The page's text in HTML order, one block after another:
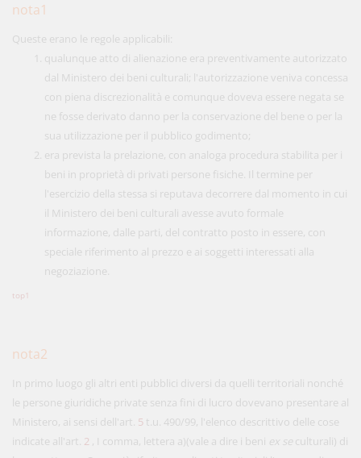
nota1
Queste erano le regole applicabili:
qualunque atto di alienazione era preventivamente autorizzato
dal Ministero dei beni culturali; l'autorizzazione veniva concessa
con piena discrezionalità e comunque doveva essere negata se
ne fosse derivato danno per la conservazione del bene o per la
sua utilizzazione per il pubblico godimento;
era prevista la prelazione, con analoga procedura stabilita per i
beni in proprietà di privati persone fisiche. Il termine per
l'esercizio della stessa si reputava decorrere dal momento in cui
il Ministero dei beni culturali avesse avuto formale
informazione, dalle parti, del contratto posto in essere, con
speciale riferimento al prezzo e ai soggetti interessati alla
negoziazione.
top1
nota2
In primo luogo gli altri enti pubblici diversi da quelli territoriali nonché
le persone giuridiche private senza fini di lucro dovevano presentare al
Ministero, ai sensi dell'art. 5 t.u. 490/99, l'elenco descrittivo delle cose
indicate all'art. 2 , I comma, lettera a)(vale a dire i beni ex se culturali) di